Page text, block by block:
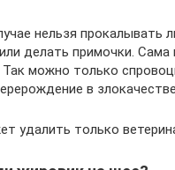
нельзя прокалывать
делать примочки. Сама
Так можно только
в
удалить только